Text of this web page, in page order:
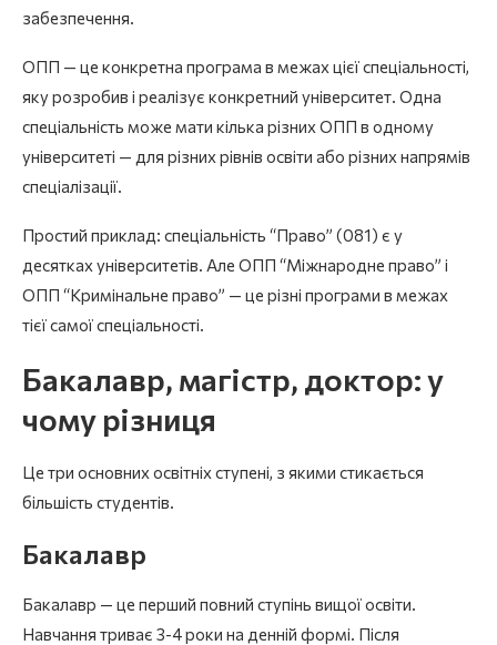
забезпечення.
ОПП — це конкретна програма в межах цієї спеціальності,
яку розробив і реалізує конкретний університет. Одна
спеціальність може мати кілька різних ОПП в одному
університеті — для різних рівнів освіти або різних напрямів
спеціалізації.
Простий приклад: спеціальність “Право” (081) є у
десятках університетів. Але ОПП “Міжнародне право” і
ОПП “Кримінальне право” — це різні програми в межах
тієї самої спеціальності.
Бакалавр, магістр, доктор: у
чому різниця
Це три основних освітніх ступені, з якими стикається
більшість студентів.
Бакалавр
Бакалавр — це перший повний ступінь вищої освіти.
Навчання триває 3-4 роки на денній формі. Після